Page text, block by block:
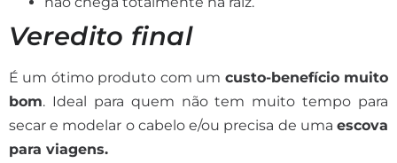
Veredito final
É um ótimo produto com um custo-benefício muito
bom. Ideal para quem não tem muito tempo para
secar e modelar o cabelo e/ou precisa de uma escova
para viagens.